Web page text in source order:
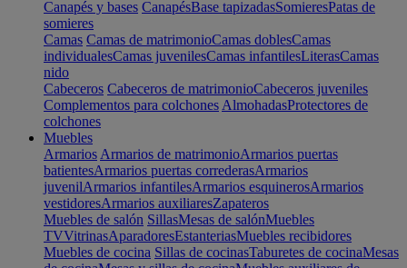
Canapés y bases CanapésBase tapizadasSomieresPatas de
somieres
Camas Camas de matrimonioCamas doblesCamas
individualesCamas juvenilesCamas infantilesLiterasCamas
nido
Cabeceros Cabeceros de matrimonioCabeceros juveniles
Complementos para colchones AlmohadasProtectores de
colchones
Muebles
Armarios Armarios de matrimonioArmarios puertas
batientesArmarios puertas correderasArmarios
juvenilArmarios infantilesArmarios esquinerosArmarios
vestidoresArmarios auxiliaresZapateros
Muebles de salón SillasMesas de salónMuebles
TVVitrinasAparadoresEstanteriasMuebles recibidores
Muebles de cocina Sillas de cocinasTaburetes de cocinaMesas